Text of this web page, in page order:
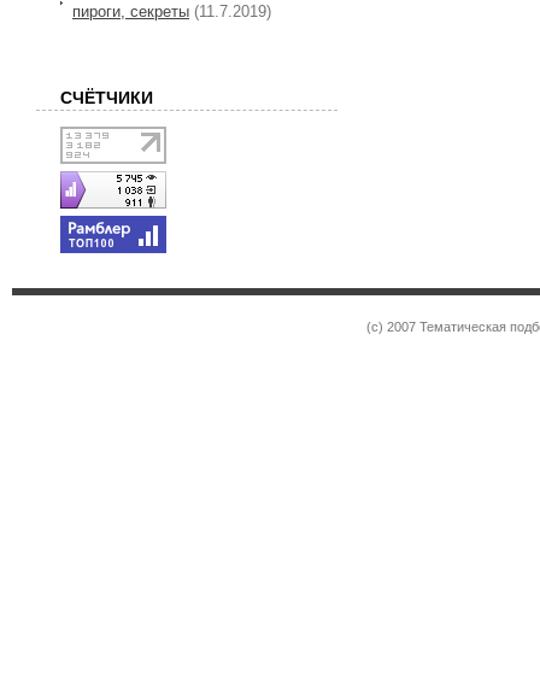
пироги, секреты (11.7.2019)
СЧЁТЧИКИ
(c) 2007 Тематическая